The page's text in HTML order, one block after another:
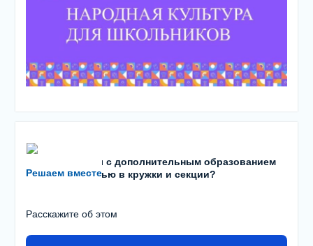
Решаем вместе
Есть проблемы с дополнительным образованием
детей? С записью в кружки и секции?
Расскажите об этом